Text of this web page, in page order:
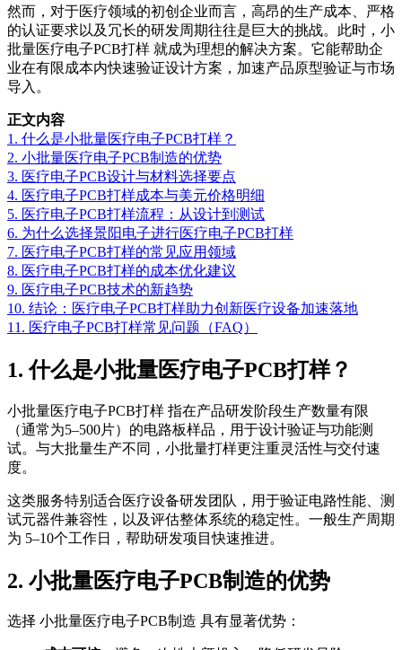
然而，对于医疗领域的初创企业而言，高昂的生产成本、严格
的认证要求以及冗长的研发周期往往是巨大的挑战。此时，小
批量医疗电子PCB打样 就成为理想的解决方案。它能帮助企
业在有限成本内快速验证设计方案，加速产品原型验证与市场
导入。
正文内容
1. 什么是小批量医疗电子PCB打样？
2. 小批量医疗电子PCB制造的优势
3. 医疗电子PCB设计与材料选择要点
4. 医疗电子PCB打样成本与美元价格明细
5. 医疗电子PCB打样流程：从设计到测试
6. 为什么选择景阳电子进行医疗电子PCB打样
7. 医疗电子PCB打样的常见应用领域
8. 医疗电子PCB打样的成本优化建议
9. 医疗电子PCB技术的新趋势
10. 结论：医疗电子PCB打样助力创新医疗设备加速落地
11. 医疗电子PCB打样常见问题（FAQ）
1. 什么是小批量医疗电子PCB打样？
小批量医疗电子PCB打样 指在产品研发阶段生产数量有限
（通常为5–500片）的电路板样品，用于设计验证与功能测
试。与大批量生产不同，小批量打样更注重灵活性与交付速
度。
这类服务特别适合医疗设备研发团队，用于验证电路性能、测
试元器件兼容性，以及评估整体系统的稳定性。一般生产周期
为 5–10个工作日，帮助研发项目快速推进。
2. 小批量医疗电子PCB制造的优势
选择 小批量医疗电子PCB制造 具有显著优势：